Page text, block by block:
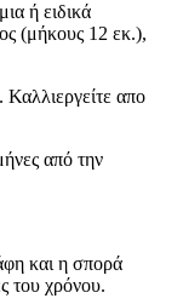
ή ειδικά
(μήκους 12 εκ.),
απο
από την
και η σπορά
του χρόνου.